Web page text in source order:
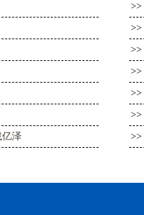
泽
>>
>>
>>
>>
>>
>>
>>